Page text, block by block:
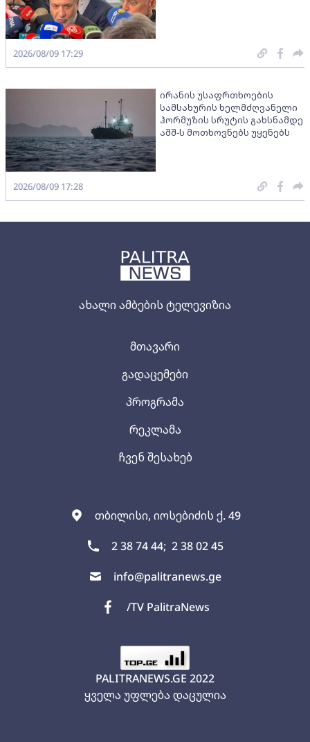
ახალი ამბების ტელევიზია
თბილისი, იოსებიძის ქ. 49
2 38 74 44; 2 38 02 45
info@palitranews.ge
/TV PalitraNews
მთავარი
გადაცემები
პროგრამა
რეკლამა
ჩვენ შესახებ
PALITRANEWS.GE 2022
ყველა უფლება დაცულია
2026/08/09 17:29
ირანის უსაფრთხოების
სამსახურის ხელმძღვანელი
ჰორმუზის სრუტის გახსნამდე
აშშ-ს მოთხოვნებს უყენებს
2026/08/09 17:28